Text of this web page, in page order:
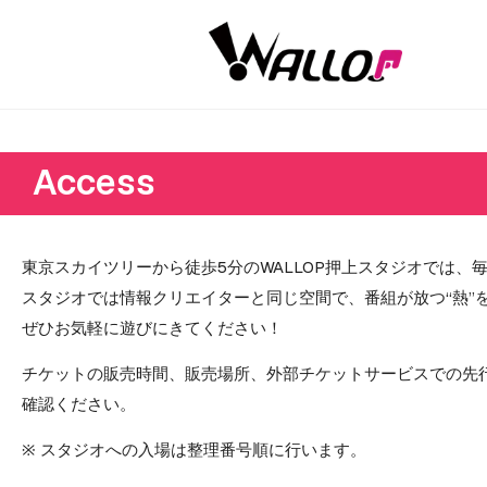
Access
東京スカイツリーから徒歩5分のWALLOP押上スタジオでは、
スタジオでは情報クリエイターと同じ空間で、番組が放つ“熱”
ぜひお気軽に遊びにきてください！
チケットの販売時間、販売場所、外部チケットサービスでの
確認ください。
※ スタジオへの入場は整理番号順に行います。